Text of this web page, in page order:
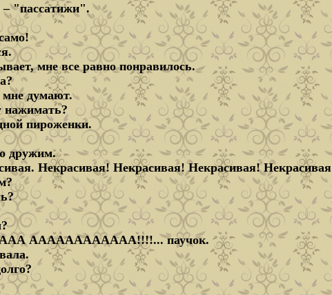
– "пассатижи".
мне все равно понравилось.
мне думают.
нажимать?
пироженки.
дружим.
Некрасивая! Некрасивая! Некрасивая!
АААААААААААА!!!!... паучок.